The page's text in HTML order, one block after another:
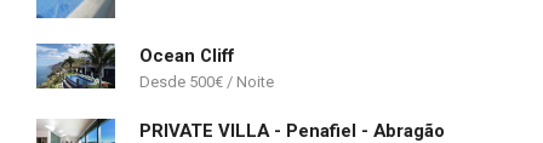
Ocean Cliff
500€
PRIVATE VILLA - Penafiel - Abragão